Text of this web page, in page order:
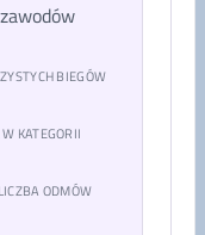
BIEGÓW
W KATEGORII
ODMÓW